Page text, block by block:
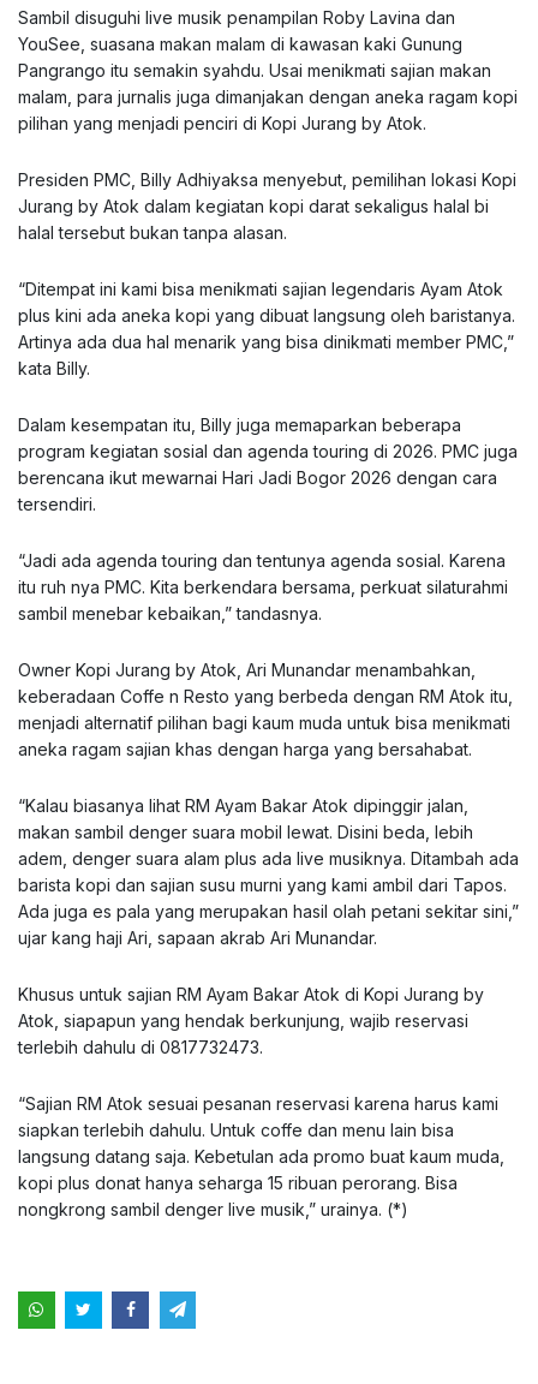
Sambil disuguhi live musik penampilan Roby Lavina dan
YouSee, suasana makan malam di kawasan kaki Gunung
Pangrango itu semakin syahdu. Usai menikmati sajian makan
malam, para jurnalis juga dimanjakan dengan aneka ragam kopi
pilihan yang menjadi penciri di Kopi Jurang by Atok.
Presiden PMC, Billy Adhiyaksa menyebut, pemilihan lokasi Kopi
Jurang by Atok dalam kegiatan kopi darat sekaligus halal bi
halal tersebut bukan tanpa alasan.
“Ditempat ini kami bisa menikmati sajian legendaris Ayam Atok
plus kini ada aneka kopi yang dibuat langsung oleh baristanya.
Artinya ada dua hal menarik yang bisa dinikmati member PMC,”
kata Billy.
Dalam kesempatan itu, Billy juga memaparkan beberapa
program kegiatan sosial dan agenda touring di 2026. PMC juga
berencana ikut mewarnai Hari Jadi Bogor 2026 dengan cara
tersendiri.
“Jadi ada agenda touring dan tentunya agenda sosial. Karena
itu ruh nya PMC. Kita berkendara bersama, perkuat silaturahmi
sambil menebar kebaikan,” tandasnya.
Owner Kopi Jurang by Atok, Ari Munandar menambahkan,
keberadaan Coffe n Resto yang berbeda dengan RM Atok itu,
menjadi alternatif pilihan bagi kaum muda untuk bisa menikmati
aneka ragam sajian khas dengan harga yang bersahabat.
“Kalau biasanya lihat RM Ayam Bakar Atok dipinggir jalan,
makan sambil denger suara mobil lewat. Disini beda, lebih
adem, denger suara alam plus ada live musiknya. Ditambah ada
barista kopi dan sajian susu murni yang kami ambil dari Tapos.
Ada juga es pala yang merupakan hasil olah petani sekitar sini,”
ujar kang haji Ari, sapaan akrab Ari Munandar.
Khusus untuk sajian RM Ayam Bakar Atok di Kopi Jurang by
Atok, siapapun yang hendak berkunjung, wajib reservasi
terlebih dahulu di 0817732473.
“Sajian RM Atok sesuai pesanan reservasi karena harus kami
siapkan terlebih dahulu. Untuk coffe dan menu lain bisa
langsung datang saja. Kebetulan ada promo buat kaum muda,
kopi plus donat hanya seharga 15 ribuan perorang. Bisa
nongkrong sambil denger live musik,” urainya. (*)